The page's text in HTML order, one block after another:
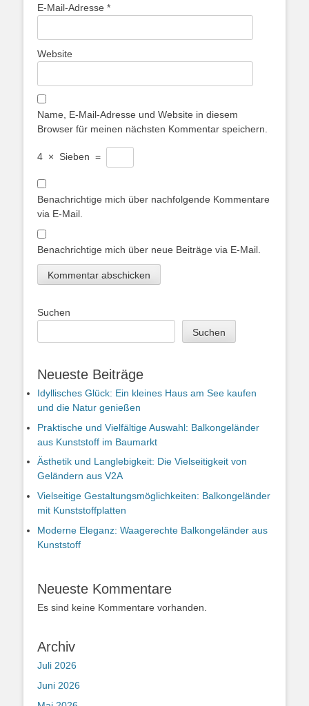
E-Mail-Adresse *
Website
Name, E-Mail-Adresse und Website in diesem
Browser für meinen nächsten Kommentar speichern.
4 × Sieben =
Benachrichtige mich über nachfolgende Kommentare
via E-Mail.
Benachrichtige mich über neue Beiträge via E-Mail.
Suchen
Suchen
Neueste Beiträge
Idyllisches Glück: Ein kleines Haus am See kaufen
und die Natur genießen
Praktische und Vielfältige Auswahl: Balkongeländer
aus Kunststoff im Baumarkt
Ästhetik und Langlebigkeit: Die Vielseitigkeit von
Geländern aus V2A
Vielseitige Gestaltungsmöglichkeiten: Balkongeländer
mit Kunststoffplatten
Moderne Eleganz: Waagerechte Balkongeländer aus
Kunststoff
Neueste Kommentare
Es sind keine Kommentare vorhanden.
Archiv
Juli 2026
Juni 2026